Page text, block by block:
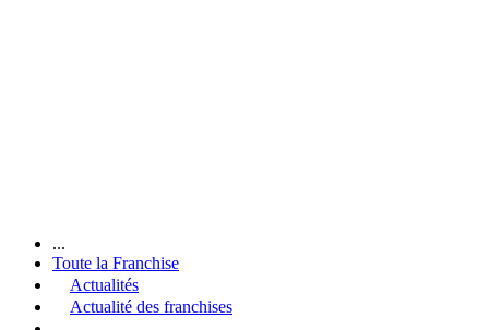
...
Toute la Franchise
Actualités
Actualité des franchises